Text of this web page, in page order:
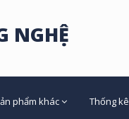
NGHỆ
phẩm khác Thống kê